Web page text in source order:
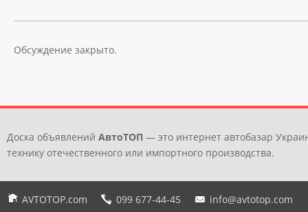
Обсуждение закрыто.
Доска объявлений АвтоТОП — это интернет автобазар
технику отечественного или импортного производства.
AVTOTOP.com 099 677-44-45 info@avtotop.com